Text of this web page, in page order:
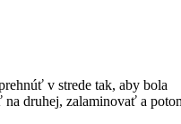
v strede tak, aby bola
druhej, zalaminovať a